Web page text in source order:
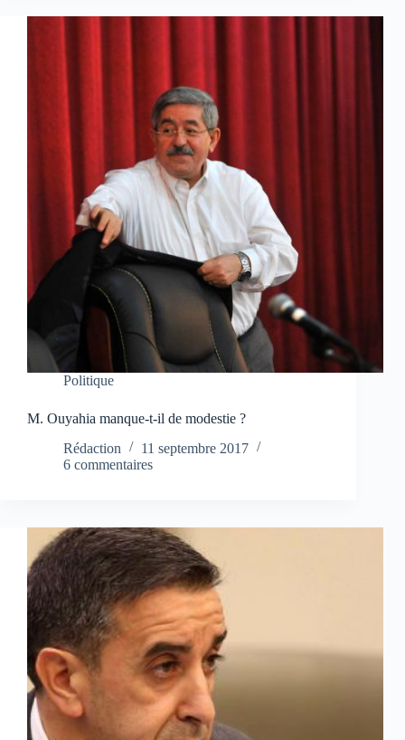
Politique
M. Ouyahia manque-t-il de modestie ?
Rédaction
11 septembre 2017
6 commentaires